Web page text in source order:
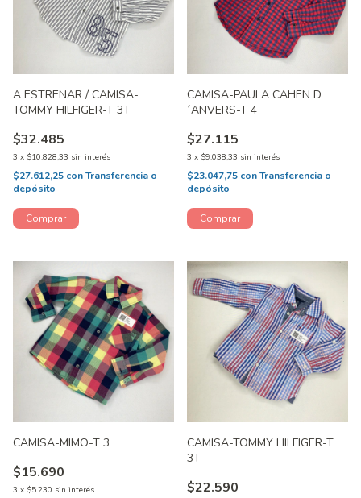
A ESTRENAR / CAMISA-
TOMMY HILFIGER-T 3T
$32.485
3 x $10.828,33 sin interés
$27.612,25 conTransferencia o
depósito
CAMISA-PAULA CAHEN D
´ANVERS-T 4
$27.115
3 x $9.038,33 sin interés
$23.047,75 conTransferencia o
depósito
CAMISA-MIMO-T 3
$15.690
3 x $5.230 sin interés
CAMISA-TOMMY HILFIGER-T
3T
$22.590